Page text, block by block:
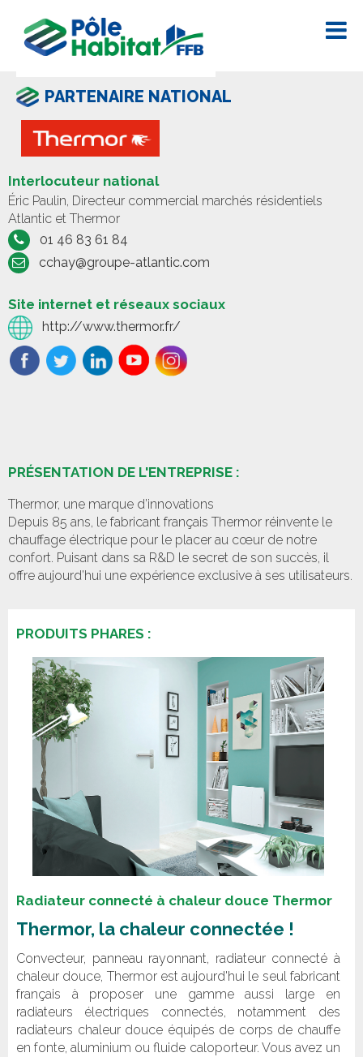
PARTENAIRE NATIONAL
Interlocuteur national
Éric Paulin, Directeur commercial marchés résidentiels
Atlantic et Thermor
01 46 83 61 84
cchay@groupe-atlantic.com
Site internet et réseaux sociaux
http://www.thermor.fr/
PRÉSENTATION DE L'ENTREPRISE :
Thermor, une marque d’innovations
Depuis 85 ans, le fabricant français Thermor réinvente le
chauffage électrique pour le placer au cœur de notre
confort. Puisant dans sa R&D le secret de son succès, il
offre aujourd’hui une expérience exclusive à ses utilisateurs.
PRODUITS PHARES :
Radiateur connecté à chaleur douce Thermor
Thermor, la chaleur connectée !
Convecteur, panneau rayonnant, radiateur connecté à
chaleur douce, Thermor est aujourd'hui le seul fabricant
français à proposer une gamme aussi large en
radiateurs électriques connectés, notamment des
radiateurs chaleur douce équipés de corps de chauffe
en fonte, aluminium ou fluide caloporteur. Vous avez un